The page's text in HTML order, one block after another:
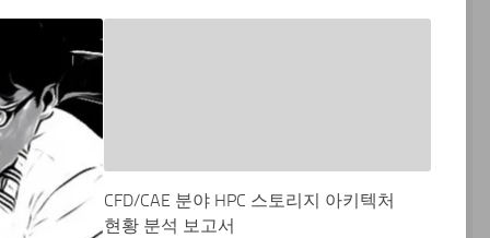
CFD/CAE 분야 HPC 스토리지 아키텍처
현황 분석 보고서